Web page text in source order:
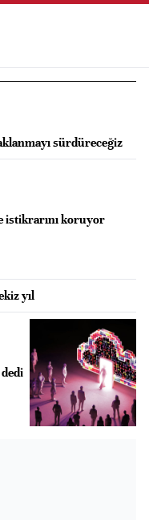
sürdüreceğiz
istikrarını koruyor
yıl